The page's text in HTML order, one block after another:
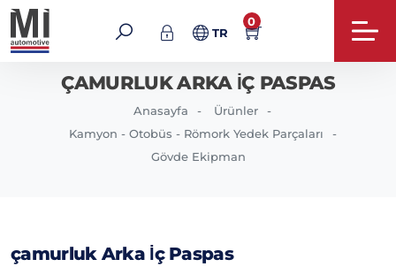
TR
0
ÇAMURLUK ARKA İÇ PASPAS
Anasayfa
Ürünler
Kamyon - Otobüs - Römork Yedek Parçaları
Gövde Ekipman
çamurluk Arka İç Paspas